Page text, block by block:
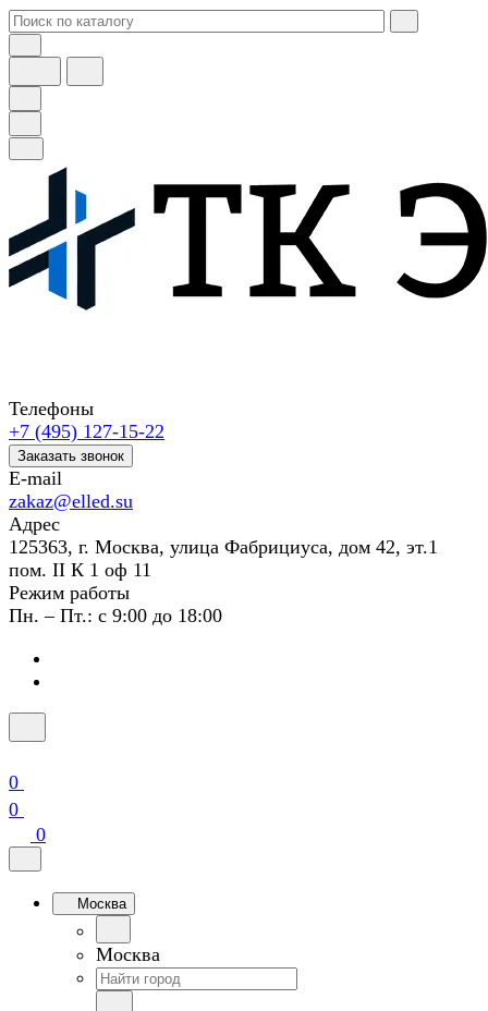
Телефоны
+7 (495) 127-15-22
Заказать звонок
E-mail
zakaz@elled.su
Адрес
125363, г. Москва, улица Фабрициуса, дом 42, эт.1
пом. II К 1 оф 11
Режим работы
Пн. – Пт.: с 9:00 до 18:00
0
0
0
Москва
Москва